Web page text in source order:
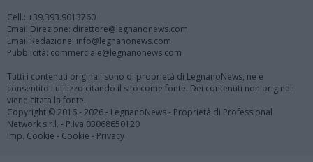
Cell.: +39.393.9013760
Email Direzione: direttore@legnanonews.com
Email Redazione: info@legnanonews.com
Pubblicità: commerciale@legnanonews.com
Tutti i contenuti originali sono di proprietà di LegnanoNews, ne è
consentito l'utilizzo citando il sito come fonte. Dei contenuti non originali
viene citata la fonte.
Copyright © 2016 - 2026 - LegnanoNews - Proprietà di Professional
Network s.r.l. - P.Iva 03068650120
Imp. Cookie - Cookie - Privacy